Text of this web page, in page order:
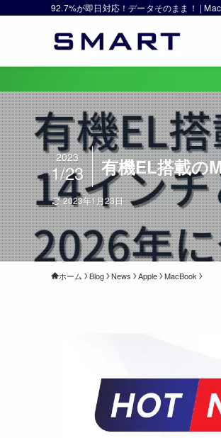
92.7%が即日対応！データそのまま！ |
有機EL搭載の
2023
1/23
2023年1月23日
ホーム Blog News Apple MacBook